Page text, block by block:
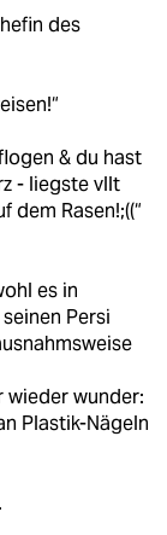
des
& du hast
- liegste vllt
Rasen!;((“
es in
Persi
wieder wunder:
Plastik-Nägeln